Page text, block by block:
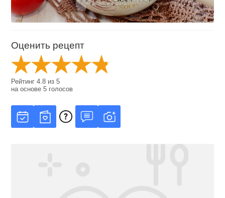
Оценить рецепт
Рейтинг4.8 из5
на основе5 голосов